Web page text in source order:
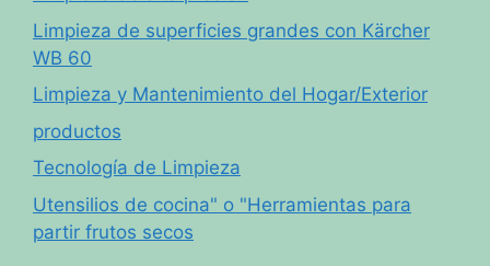
Limpieza de superficies grandes con Kärcher
WB 60
Limpieza y Mantenimiento del Hogar/Exterior
productos
Tecnología de Limpieza
Utensilios de cocina" o "Herramientas para
partir frutos secos